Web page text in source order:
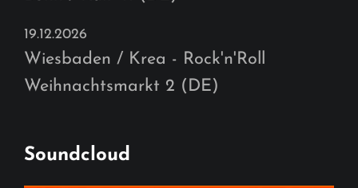
19.12.2026
Wiesbaden / Krea - Rock'n'Roll
Weihnachtsmarkt 2 (DE)
Soundcloud